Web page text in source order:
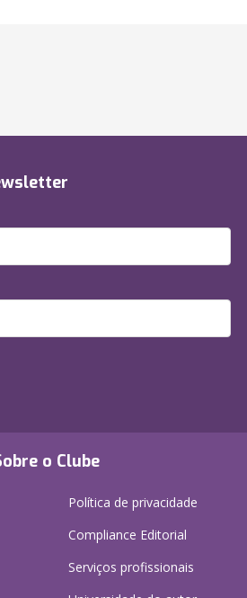
o Clube
Política de privacidade
Compliance Editorial
Serviços profissionais